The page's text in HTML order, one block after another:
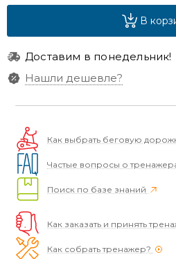
В
Доставим в понедельник!
Нашли дешевле?
Как выбрать беговую
Частые вопросы о
Поиск по базе знаний
Как заказать и принять
Как собрать тренажер?